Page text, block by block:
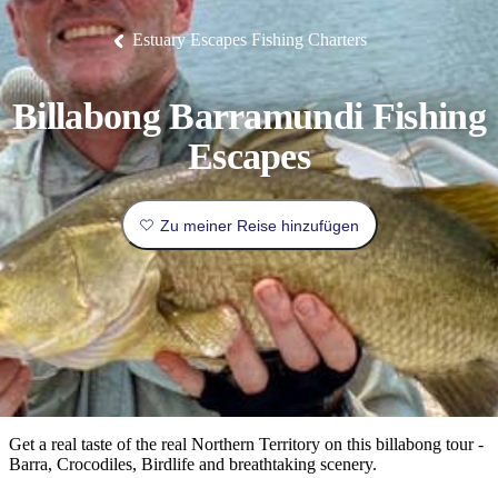
Die
beliebtesten
Orte
Outback
und
outdoor
Nach
Region
erkunden
Inseln
Arnhem
Land
Mataranka
Nitmiluk-
Nationalpark
Karlu
Karlu
/
Devils
Marbles
Maguk
Tjorita
/
West-
MacDonnell-
Nationalpark
Aktivitäten
Erlebnisse
Reisetyp
Top
10
Listen
Gaumenfreuden
Erbe
Festivals
und
Veranstaltungen
Angeln
Reiseplanung
Planen
&
Buchen
Praktische
Infos
Planungstools
Suche:
Estuary Escapes Fishing Charters
Billabong Barramundi Fishing
Escapes
Zu meiner Reise hinzufügen
Get a real taste of the real Northern Territory on this billabong tour -
Barra, Crocodiles, Birdlife and breathtaking scenery.